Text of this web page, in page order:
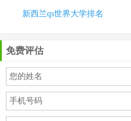
新西兰qs世界大学排名
免费评估